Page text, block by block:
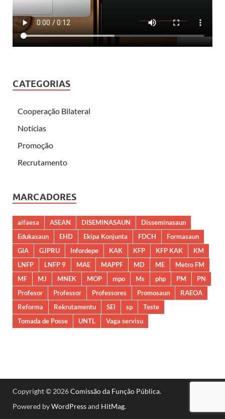
CATEGORIAS
Cooperação Bilateral
Notícias
Promoção
Recrutamento
MARCADORES
aifaesa ASEAN DISEMINASAUN
Disseminasaun
Edukasaun
EHD Ekipa Konjunta FDCH
Formasaun
GIA
GJPRU Infordepe KAK KFP KFP KAK
KM
LNFP
LNFP 9 MAE MAPPF MD ME
Metro FM
MF
MJ MNEK MOP mpo Ms php PM
PN
Profesor
Professor Professores Promosaun
RAEOA
Reforma
Rekrutamentu SEI sp
Teste
Tomada de Posse
UNTL Vaga servisu
Copyright © 2026Comissão da Função Pública.
Powered byWordPressand HitMag.